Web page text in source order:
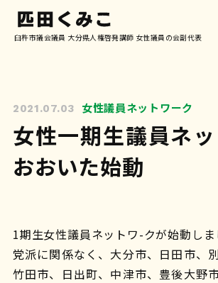
臼杵市議会議員 大分県人権啓発講師 女性議員の会副代表
2021.07.03 女性議員ネットワーク
女性一期生議員ネ
おおいた始動
1期生女性議員ネットワ-クが始動しま
党派に関係なく、大分市、日田市、
竹田市、日出町、中津市、豊後大野